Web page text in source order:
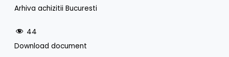
Arhiva achizitii Bucuresti
44
Download document